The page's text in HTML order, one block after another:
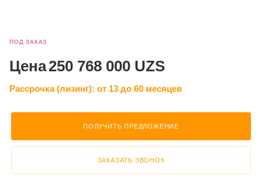
ПОД ЗАКАЗ
Цена250 768 000 UZS
Рассрочка (лизинг): от 13 до 60 месяцев
ПОЛУЧИТЬ ПРЕДЛОЖЕНИЕ
ЗАКАЗАТЬ ЗВОНОК